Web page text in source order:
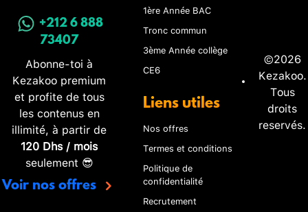
+212 6 888
73407
Abonne-toi à
Kezakoo premium
et profite de tous
les contenus en
illimité, à partir de
120 Dhs / mois
seulement 😎
Voir nos offres
1ère Année BAC
Tronc commun
3ème Année collège
CE6
Liens utiles
Nos offres
Termes et conditions
Politique de
confidentialité
Recrutement
©2026
Kezakoo.
Tous
droits
reservés.